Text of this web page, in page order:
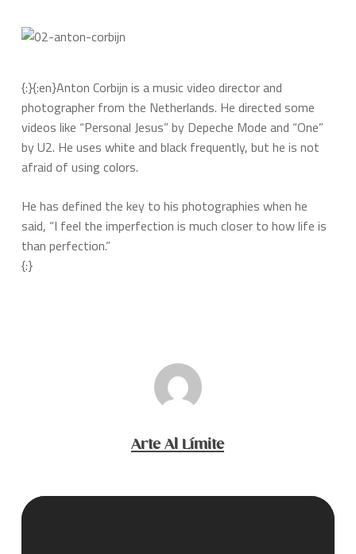
{:}{:en}Anton Corbijn is a music video director and
photographer from the Netherlands. He directed some
videos like “Personal Jesus” by Depeche Mode and “One”
by U2. He uses white and black frequently, but he is not
afraid of using colors.
He has defined the key to his photographies when he
said, “I feel the imperfection is much closer to how life is
than perfection.”
{:}
Arte Al Límite